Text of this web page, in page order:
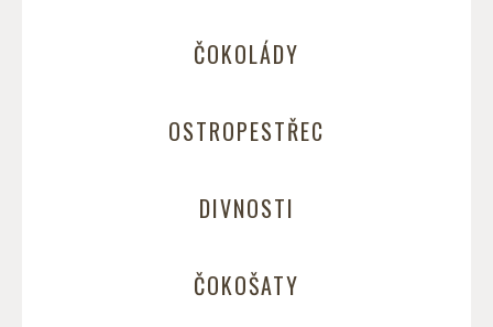
ČOKOLÁDY
OSTROPESTŘEC
DIVNOSTI
ČOKOŠATY